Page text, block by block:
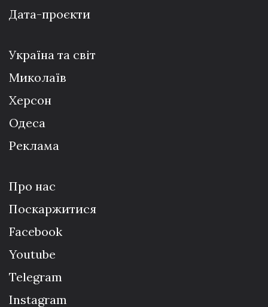
Дата-проєкти
Україна та світ
Миколаїв
Херсон
Одеса
Реклама
Про нас
Поскаржитися
Facebook
Youtube
Telegram
Instagram